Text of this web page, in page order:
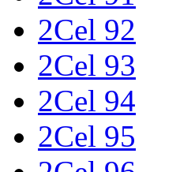
2Cel 92
2Cel 93
2Cel 94
2Cel 95